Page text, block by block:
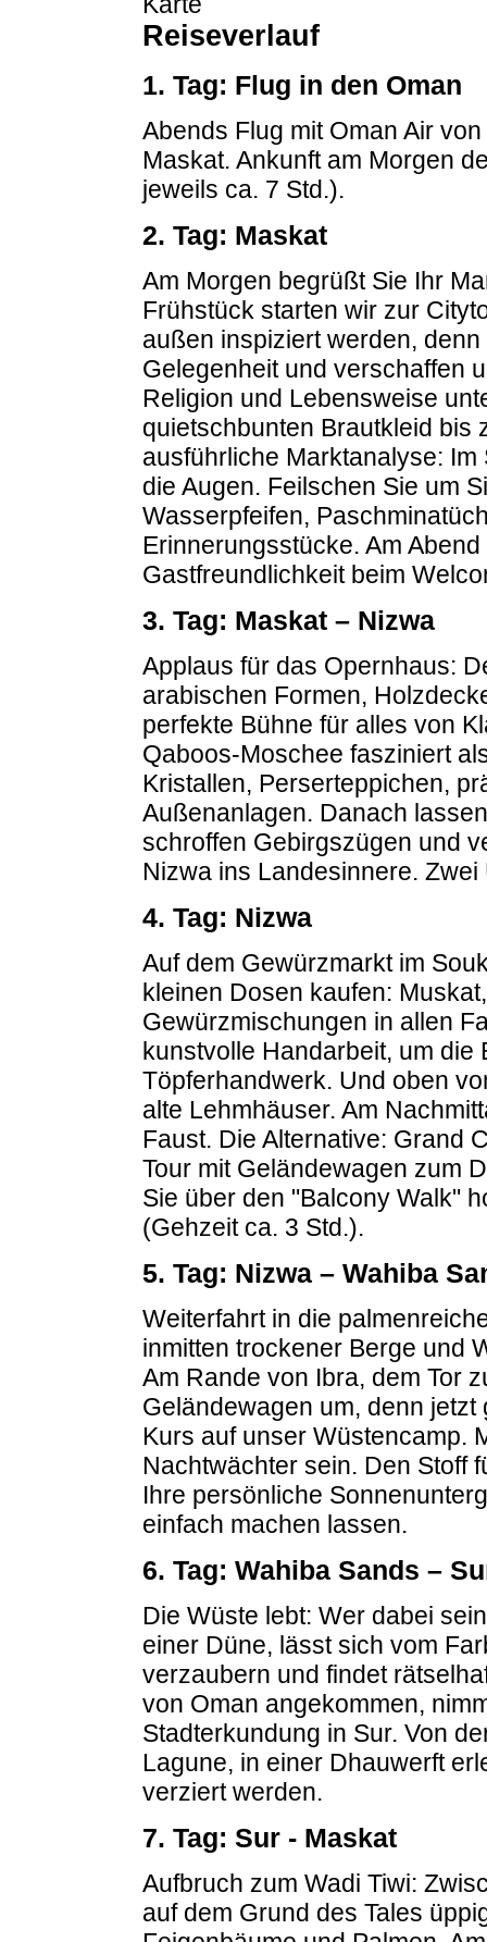
Reiseverlauf
1. Tag: Flug in den Oman
Abends Flug mit Oman Air
Maskat. Ankunft am Morgen
jeweils ca. 7 Std.).
2. Tag: Maskat
Am Morgen begrüßt Sie Ihr
Frühstück starten wir zur
außen inspiziert werden,
Gelegenheit und verschaffen
Religion und Lebensweise
quietschbunten Brautkleid bis
ausführliche Marktanalyse:
die Augen. Feilschen Sie um
Wasserpfeifen,
Erinnerungsstücke. Am
Gastfreundlichkeit beim
3. Tag: Maskat – Nizwa
Applaus für das Opernhaus:
arabischen Formen,
perfekte Bühne für alles von
Qaboos-Moschee fasziniert
Kristallen, Perserteppichen,
Außenanlagen. Danach
schroffen Gebirgszügen und
Nizwa ins Landesinnere.
4. Tag: Nizwa
Auf dem Gewürzmarkt im
kleinen Dosen kaufen:
Gewürzmischungen in allen
kunstvolle Handarbeit, um die
Töpferhandwerk. Und oben
alte Lehmhäuser. Am
Faust. Die Alternative: Grand
Tour mit Geländewagen zum
Sie über den "Balcony Walk"
(Gehzeit ca. 3 Std.).
5. Tag: Nizwa – Wahiba
Weiterfahrt in die
inmitten trockener Berge und
Am Rande von Ibra, dem Tor
Geländewagen um, denn
Kurs auf unser Wüstencamp.
Nachtwächter sein. Den Stoff
Ihre persönliche
einfach machen lassen.
6. Tag: Wahiba Sands –
Die Wüste lebt: Wer dabei
einer Düne, lässt sich vom
verzaubern und findet
von Oman angekommen,
Stadterkundung in Sur. Von
Lagune, in einer Dhauwerft
verziert werden.
7. Tag: Sur - Maskat
Aufbruch zum Wadi Tiwi:
auf dem Grund des Tales